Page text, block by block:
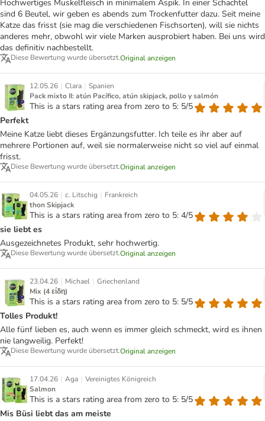
Hochwertiges Muskelfleisch in minimalem Aspik. In einer Schachtel
sind 6 Beutel, wir geben es abends zum Trockenfutter dazu. Seit meine
Katze das frisst (sie mag die verschiedenen Fischsorten), will sie nichts
anderes mehr, obwohl wir viele Marken ausprobiert haben. Bei uns wird
das definitiv nachbestellt.
Diese Bewertung wurde übersetzt.Original anzeigen
12.05.26 | Clara | Spanien
Pack mixto II: atún Pacífico, atún skipjack, pollo y salmón
This is a stars rating area from zero to 5: 5/5
Perfekt
Meine Katze liebt dieses Ergänzungsfutter. Ich teile es ihr aber auf
mehrere Portionen auf, weil sie normalerweise nicht so viel auf einmal
frisst.
Diese Bewertung wurde übersetzt.Original anzeigen
04.05.26 | c. Litschig | Frankreich
thon Skipjack
This is a stars rating area from zero to 5: 4/5
sie liebt es
Ausgezeichnetes Produkt, sehr hochwertig.
Diese Bewertung wurde übersetzt.Original anzeigen
23.04.26 | Michael | Griechenland
Mix (4 είδη)
This is a stars rating area from zero to 5: 5/5
Tolles Produkt!
Alle fünf lieben es, auch wenn es immer gleich schmeckt, wird es ihnen
nie langweilig. Perfekt!
Diese Bewertung wurde übersetzt.Original anzeigen
17.04.26 | Aga | Vereinigtes Königreich
Salmon
This is a stars rating area from zero to 5: 5/5
Mis Büsi liebt das am meiste